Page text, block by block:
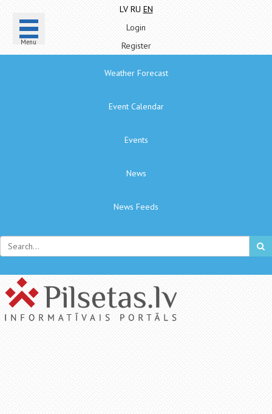
Menu
LV RU EN
Login
Register
Weather Forecast
Event Calendar
Events
News
News Feeds